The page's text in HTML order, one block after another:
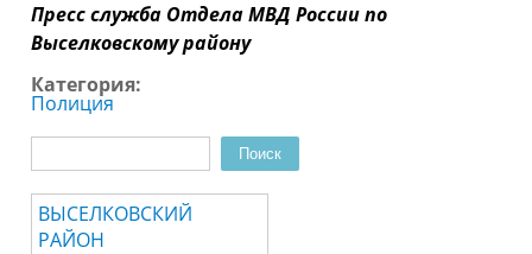
Пресс служба Отдела МВД России по
Выселковскому району
Категория:
Полиция
Поиск
ВЫСЕЛКОВСКИЙ
РАЙОН